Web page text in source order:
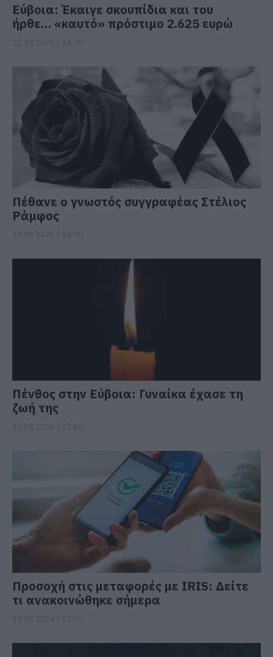
Εύβοια: Έκαιγε σκουπίδια και του
ήρθε… «καυτό» πρόστιμο 2.625 ευρώ
Πέθανε ο γνωστός συγγραφέας Στέλιος
Ράμφος
Πένθος στην Εύβοια: Γυναίκα έχασε τη
ζωή της
Προσοχή στις μεταφορές με IRIS: Δείτε
τι ανακοινώθηκε σήμερα